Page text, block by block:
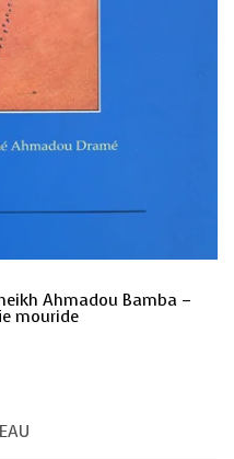
Ahmadou Bamba –
mouride